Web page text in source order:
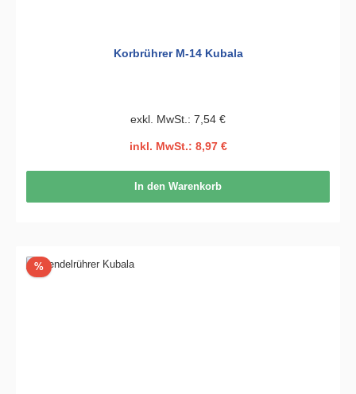
Korbrührer M-14 Kubala
exkl. MwSt.: 7,54 €
inkl. MwSt.: 8,97 €
In den Warenkorb
%Rabatt